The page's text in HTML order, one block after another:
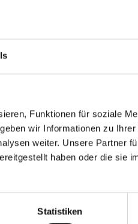
Funktionen für soziale
wir Informationen zu
weiter. Unsere Partner
haben oder die sie
Statistiken
Contacter FAQ Académie